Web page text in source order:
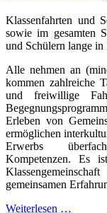
Klassenfahrten und
sowie im gesamten
und Schülern lange in
Alle nehmen an
kommen zahlreiche
und freiwillige
Erleben von
ermöglichen
Erwerbs
Kompetenzen. Es
gemeinsamen
Weiterlesen …